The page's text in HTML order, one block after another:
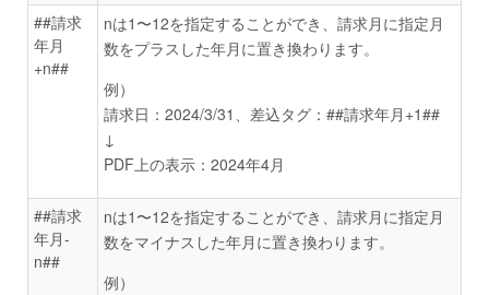
##請求
年月
+n##
nは1〜12を指定することができ、請求月に指定月
数をプラスした年月に置き換わります。
例）
請求日：2024/3/31、差込タグ：##請求年月+1##
↓
PDF上の表示：2024年4月
##請求
年月-
n##
nは1〜12を指定することができ、請求月に指定月
数をマイナスした年月に置き換わります。
例）